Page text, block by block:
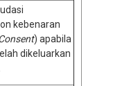
kebenaran
) apabila
dikeluarkan